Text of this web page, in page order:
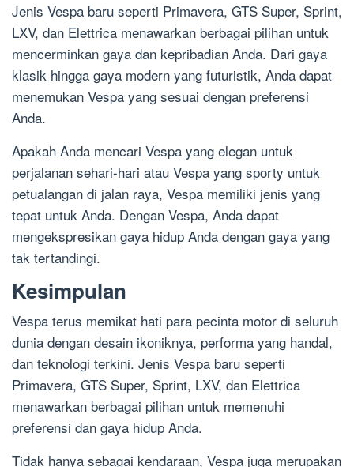
Jenis Vespa baru seperti Primavera, GTS Super, Sprint,
LXV, dan Elettrica menawarkan berbagai pilihan untuk
mencerminkan gaya dan kepribadian Anda. Dari gaya
klasik hingga gaya modern yang futuristik, Anda dapat
menemukan Vespa yang sesuai dengan preferensi
Anda.
Apakah Anda mencari Vespa yang elegan untuk
perjalanan sehari-hari atau Vespa yang sporty untuk
petualangan di jalan raya, Vespa memiliki jenis yang
tepat untuk Anda. Dengan Vespa, Anda dapat
mengekspresikan gaya hidup Anda dengan gaya yang
tak tertandingi.
Kesimpulan
Vespa terus memikat hati para pecinta motor di seluruh
dunia dengan desain ikoniknya, performa yang handal,
dan teknologi terkini. Jenis Vespa baru seperti
Primavera, GTS Super, Sprint, LXV, dan Elettrica
menawarkan berbagai pilihan untuk memenuhi
preferensi dan gaya hidup Anda.
Tidak hanya sebagai kendaraan, Vespa juga merupakan